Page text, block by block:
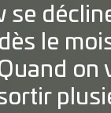
se
le
on